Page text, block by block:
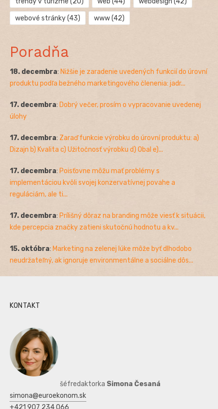
webové stránky(43) www(42)
Poradňa
18. decembra: Nižšie je zaradenie uvedených funkcií do úrovní
produktu podľa bežného marketingového členenia: jadr...
17. decembra: Dobrý večer, prosím o vypracovanie uvedenej
úlohy
17. decembra: Zaraď funkcie výrobku do úrovní produktu: a)
Dizajn b) Kvalita c) Užitočnosť výrobku d) Obal e)...
17. decembra: Poisťovne môžu mať problémy s
implementáciou kvôli svojej konzervatívnej povahe a
reguláciám, ale ti...
17. decembra: Prílišný dôraz na branding môže viesť k situácii,
kde percepcia značky zatieni skutočnú hodnotu a kv...
15. októbra: Marketing na zelenej lúke môže byť dlhodobo
neudržateľný, ak ignoruje environmentálne a sociálne dôs...
KONTAKT
šéfredaktorka Simona Česaná
simona@euroekonom.sk
+421 907 234 066